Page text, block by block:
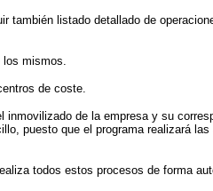
también listado detallado de
los mismos.
de coste.
de la empresa y su
puesto que el programa realizará
todos estos procesos de forma